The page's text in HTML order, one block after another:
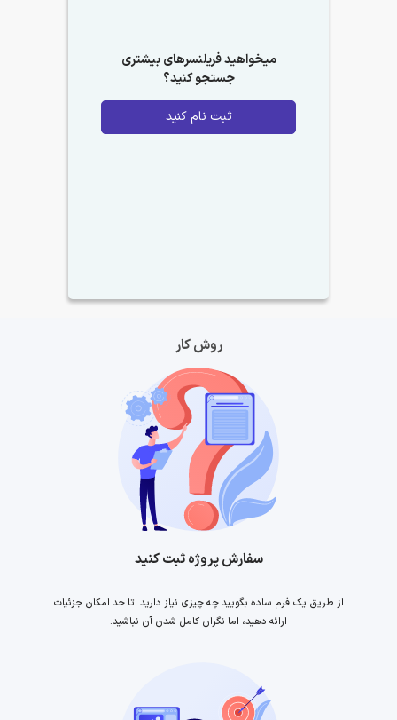
میخواهید فریلنسرهای بیشتری
جستجو کنید؟
ثبت نام کنید
روش کار
سفارش پروژه ثبت کنید
از طریق یک فرم ساده بگویید چه چیزی نیاز دارید. تا حد امکان جزئیات
ارائه دهید، اما نگران کامل شدن آن نباشید.